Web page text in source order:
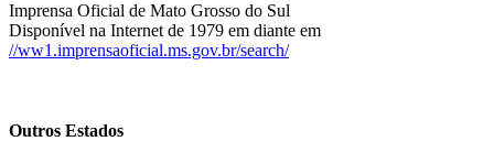
Imprensa Oficial de Mato Grosso do Sul
Disponível na Internet de 1979 em diante em
//ww1.imprensaoficial.ms.gov.br/search/
Outros Estados